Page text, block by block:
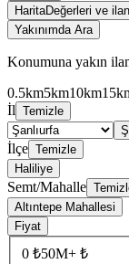
HaritaDeğerleri ve
Yakınımda Ara
Konumuna yakın
0.5km5km10km
İl Temizle
İlçe Temizle
Haliliye
Semt/Mahalle
Altıntepe Mahallesi
Fiyat
0 ₺50M+ ₺